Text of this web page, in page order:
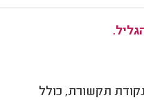
תקשורת, כולל